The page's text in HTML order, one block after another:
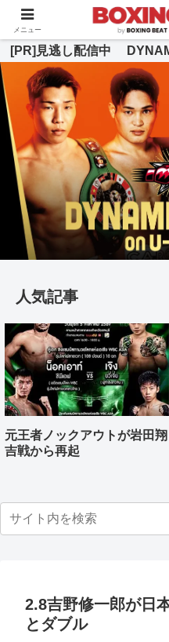
BOXING BEAT [ボク
[PR]見逃し配信中
人気記事
元王者ノックアウトが岩田翔
吉戦から再起
2.8吉野修一郎が日
とダブル
メニュー